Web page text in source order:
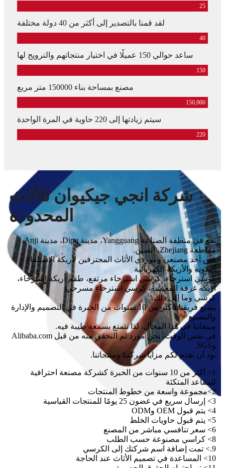
25
لقد قمنا بالتصدير إلى أكثر من 40 دولة مختلفة
40
ساعد حوالي 150 عميلًا في اختيار منتجاتهم والترويج لها
150
مصنع بمساحة بناء 150000 متر مربع
150,000
سيتم زيادتها إلى 220 حاوية في المرة الواحدة
220
شركة انجي جيكيوان للأثاث
المحدودة
تقع في منطقة الصناعة Yangguang، مدينة Dipu، مدينة Anji،
مقاطعة Zhejiang، الصين.
نحن أحد مصنعي وموردي الأثاث المحترفين لأريكة الاستلقاء
اليدوية والأريكة الكهربائية
كرسي استرخاء، كرسي استرخاء مرتفع، طقم أريكة استرخاء،
أريكة غرفة المعيشة، كرسي استرخاء مسرحي
كرسي وما إلى ذلك.
يتمتع فريقنا بأكثر من 10 سنوات من الخبرة في التصميم والإدارة
والتصنيع
مبيعاتنا في هذا المجال، لذا نتمتع بسمعة طيبة فيه.
في نفس الوقت، نحن مورد تم التحقق منه من قبل Alibaba.com
وSGS.
نود أن نقدم لكم مزايا شركتنا ومنتجاتنا.
1> أكثر من 10 سنوات من الخبرة كشركة مصنعة احترافية
للمقاعد المتكئة
2>مجموعة واسعة من خطوط المنتجات
3> إرسال سريع في غضون 25 يومًا للمنتجات القياسية
4> يتم قبول OEM وODM
5> يتم قبول حاويات الخلط
6> سعر تنافسي مباشر من المصنع
8> كراسي مصنوعة حسب الطلب
9.> تمت إضافة اسم شركتك إلى الكرسي
10> المساعدة في تصميم الأثاث عند الحاجة